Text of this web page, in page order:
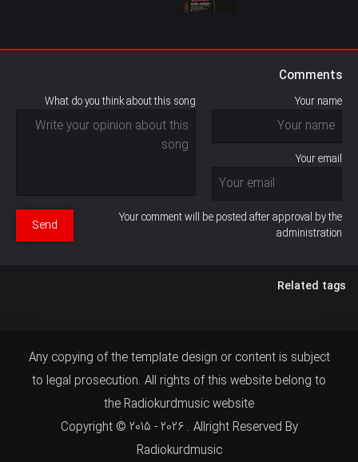
Comments
Your name
Your email
What do you think about this song
Your comment will be posted after approval by the
administration
Send
Related tags
Any copying of the template design or content is subject
to legal prosecution. All rights of this website belong to
the Radiokurdmusic website
Copyright © 2015 - 2026 . Allright Reserved By
Radiokurdmusic